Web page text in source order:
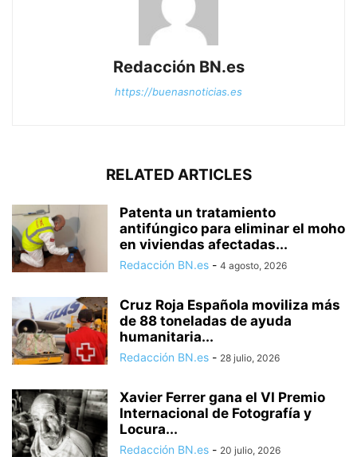
Redacción BN.es
https://buenasnoticias.es
RELATED ARTICLES
Patenta un tratamiento
antifúngico para eliminar el moho
en viviendas afectadas...
Redacción BN.es - 4 agosto, 2026
Cruz Roja Española moviliza más
de 88 toneladas de ayuda
humanitaria...
Redacción BN.es - 28 julio, 2026
Xavier Ferrer gana el VI Premio
Internacional de Fotografía y
Locura...
Redacción BN.es - 20 julio, 2026